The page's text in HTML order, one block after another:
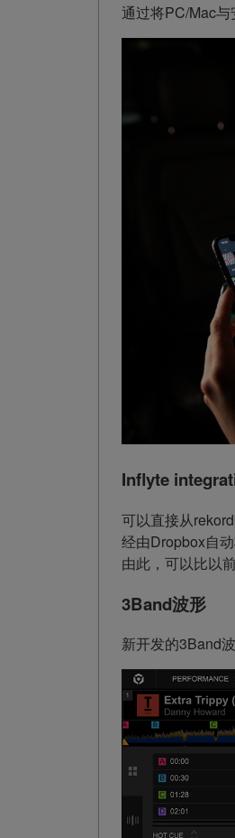
通过将PC/Mac与
Inflyte
可以直接从
经由Dropbox自
由此，可以比以
3Band波形
新开发的3Band